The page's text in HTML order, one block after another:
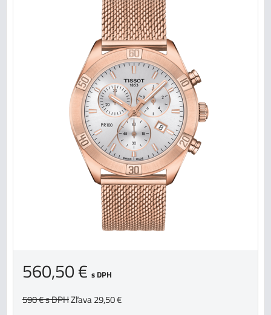
560,50 € s DPH
590 €s DPHZľava 29,50 €